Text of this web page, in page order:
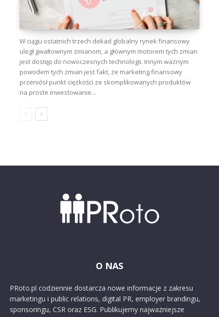
W ciągu ostatnich trzech dekad globalny rynek finansowy
uległ gwałtownym zmianom, a głównym motorem tych zmian
jest dostęp do nowoczesnych technologii. Innym ważnym
powodem tych zmian jest fakt, że marketing finansowy
przeniósł punkt ciężkości ze skomplikowanych produktów
na proste inwestowanie...
O NAS
PRoto.pl codziennie dostarcza nowe informacje z zakresu
marketingu i public relations, digital PR, employer brandingu,
sponsoringu, CSR oraz ESG. Publikujemy najważniejsze